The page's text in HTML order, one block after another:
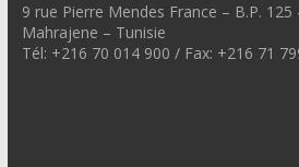
9 rue Pierre Mendes France – B.P. 125
Mahrajene – Tunisie
Tél: +216 70 014 900 / Fax: +216 71